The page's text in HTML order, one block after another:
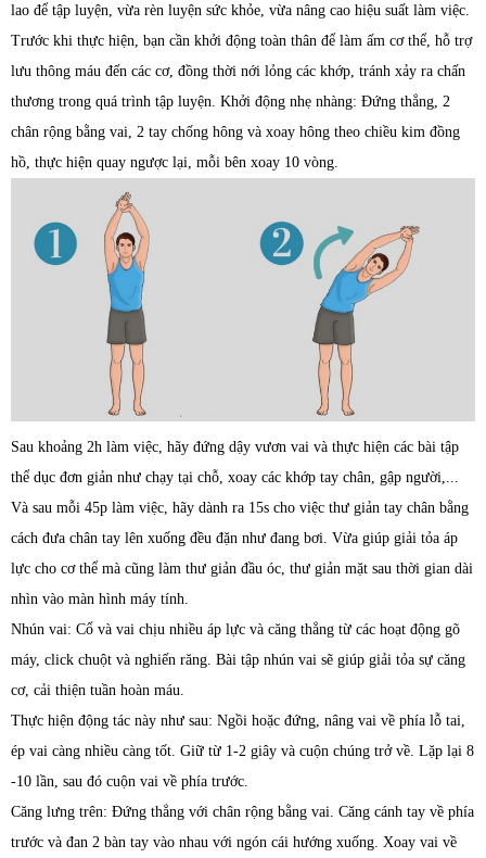
lao để tập luyện, vừa rèn luyện sức khỏe, vừa nâng cao hiệu suất làm việc.
Trước khi thực hiện, bạn cần khởi động toàn thân để làm ấm cơ thể, hỗ trợ
lưu thông máu đến các cơ, đồng thời nới lỏng các khớp, tránh xảy ra chấn
thương trong quá trình tập luyện. Khởi động nhẹ nhàng: Đứng thẳng, 2
chân rộng bằng vai, 2 tay chống hông và xoay hông theo chiều kim đồng
hồ, thực hiện quay ngược lại, mỗi bên xoay 10 vòng.
Sau khoảng 2h làm việc, hãy đứng dậy vươn vai và thực hiện các bài tập
thể dục đơn giản như chạy tại chỗ, xoay các khớp tay chân, gập người,...
Và sau mỗi 45p làm việc, hãy dành ra 15s cho việc thư giản tay chân bằng
cách đưa chân tay lên xuống đều đặn như đang bơi. Vừa giúp giải tỏa áp
lực cho cơ thể mà cũng làm thư giản đầu óc, thư giản mặt sau thời gian dài
nhìn vào màn hình máy tính.
Nhún vai: Cổ và vai chịu nhiều áp lực và căng thẳng từ các hoạt động gõ
máy, click chuột và nghiến răng. Bài tập nhún vai sẽ giúp giải tỏa sự căng
cơ, cải thiện tuần hoàn máu.
Thực hiện động tác này như sau: Ngồi hoặc đứng, nâng vai về phía lỗ tai,
ép vai càng nhiều càng tốt. Giữ từ 1-2 giây và cuộn chúng trở về. Lặp lại 8
-10 lần, sau đó cuộn vai về phía trước.
Căng lưng trên: Đứng thẳng với chân rộng bằng vai. Căng cánh tay về phía
trước và đan 2 bàn tay vào nhau với ngón cái hướng xuống. Xoay vai về